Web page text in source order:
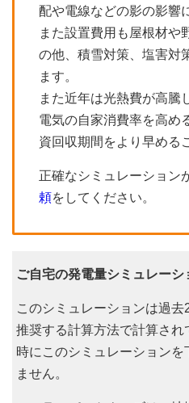
配や電線などの影の影響
また設置費用も屋根材や
の他、積雪対策、塩害対
ます。
また近年は光熱費が高騰
電気の自家消費率を高め
資回収期間をより早める
正確なシミュレーション
頼をしてください。
ご自宅の発電量シミュレー
このシミュレーションは過
推奨する計算方法で計算さ
時にこのシミュレーションを
ません。